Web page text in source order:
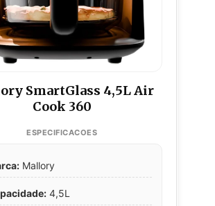
SmartGlass 4,5L Air
Cook 360
Mallory
4,5L